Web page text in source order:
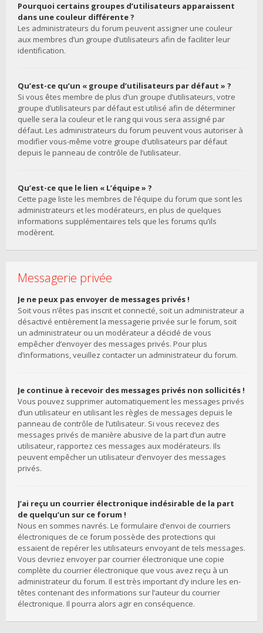
Pourquoi certains groupes d’utilisateurs apparaissent
dans une couleur différente ?
Les administrateurs du forum peuvent assigner une couleur
aux membres d’un groupe d’utilisateurs afin de faciliter leur
identification.
Qu’est-ce qu’un « groupe d’utilisateurs par défaut » ?
Si vous êtes membre de plus d’un groupe d’utilisateurs, votre
groupe d’utilisateurs par défaut est utilisé afin de déterminer
quelle sera la couleur et le rang qui vous sera assigné par
défaut. Les administrateurs du forum peuvent vous autoriser à
modifier vous-même votre groupe d’utilisateurs par défaut
depuis le panneau de contrôle de l’utilisateur.
Qu’est-ce que le lien « L’équipe » ?
Cette page liste les membres de l’équipe du forum que sont les
administrateurs et les modérateurs, en plus de quelques
informations supplémentaires tels que les forums qu’ils
modèrent.
Messagerie privée
Je ne peux pas envoyer de messages privés !
Soit vous n’êtes pas inscrit et connecté, soit un administrateur a
désactivé entièrement la messagerie privée sur le forum, soit
un administrateur ou un modérateur a décidé de vous
empêcher d’envoyer des messages privés. Pour plus
d’informations, veuillez contacter un administrateur du forum.
Je continue à recevoir des messages privés non sollicités !
Vous pouvez supprimer automatiquement les messages privés
d’un utilisateur en utilisant les règles de messages depuis le
panneau de contrôle de l’utilisateur. Si vous recevez des
messages privés de manière abusive de la part d’un autre
utilisateur, rapportez ces messages aux modérateurs. Ils
peuvent empêcher un utilisateur d’envoyer des messages
privés.
J’ai reçu un courrier électronique indésirable de la part
de quelqu’un sur ce forum !
Nous en sommes navrés. Le formulaire d’envoi de courriers
électroniques de ce forum possède des protections qui
essaient de repérer les utilisateurs envoyant de tels messages.
Vous devriez envoyer par courrier électronique une copie
complète du courrier électronique que vous avez reçu à un
administrateur du forum. Il est très important d’y inclure les en-
têtes contenant des informations sur l’auteur du courrier
électronique. Il pourra alors agir en conséquence.